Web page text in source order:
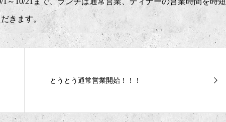
きます。
とうとう通常営業開始！！！